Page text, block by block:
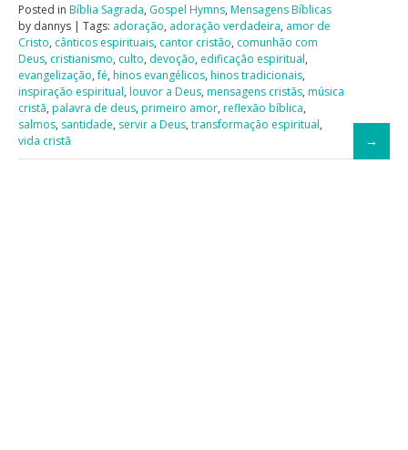
Posted in Bíblia Sagrada, Gospel Hymns, Mensagens Bíblicas
by dannys | Tags: adoração, adoração verdadeira, amor de
Cristo, cânticos espirituais, cantor cristão, comunhão com
Deus, cristianismo, culto, devoção, edificação espiritual,
evangelização,fé, hinos evangélicos, hinos tradicionais,
inspiração espiritual, louvor a Deus, mensagens cristãs, música
cristã, palavra de deus, primeiro amor, reflexão bíblica,
salmos, santidade, servir a Deus, transformação espiritual,
vida cristã